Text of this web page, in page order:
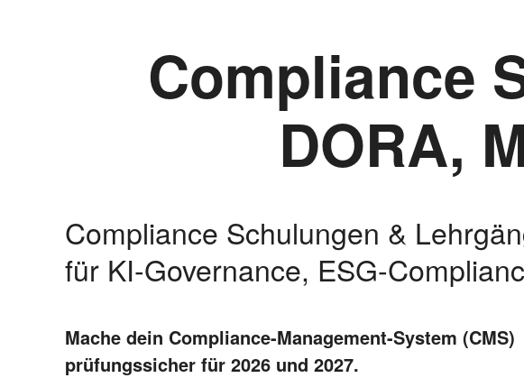
Compliance
DORA,
Compliance Schulungen &
für KI-Governance, ESG-
Mache dein Compliance-Management-System (CMS)
prüfungssicher für 2026 und 2027.